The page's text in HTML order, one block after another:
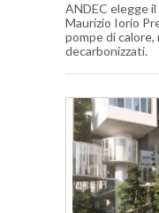
ANDEC elegge
Maurizio Iorio
pompe di
decarbonizzati.